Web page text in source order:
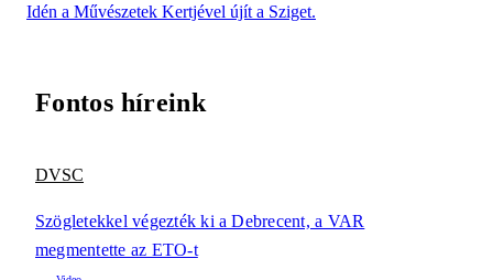
Idén a Művészetek Kertjével újít a Sziget.
Fontos híreink
DVSC
Szögletekkel végezték ki a Debrecent, a VAR
megmentette az ETO-t